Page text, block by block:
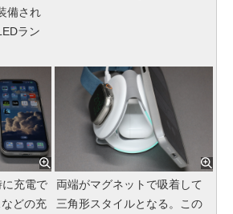
備され
ラン
充電で
どの充
両端がマグネットで吸着して
三角形スタイルとなる。この